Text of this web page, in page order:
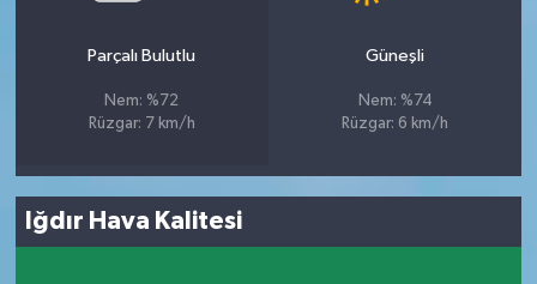
Parçalı Bulutlu
Nem: %72
Rüzgar: 7 km/h
Güneşli
Nem: %74
Rüzgar: 6 km/h
Iğdır Hava Kalitesi